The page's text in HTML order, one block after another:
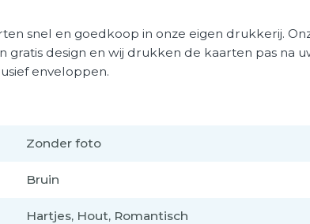
snel en goedkoop in onze eigen drukkerij.
gratis design en wij drukken de kaarten pas na
enveloppen.
Zonder foto
Bruin
Hartjes, Hout, Romantisch